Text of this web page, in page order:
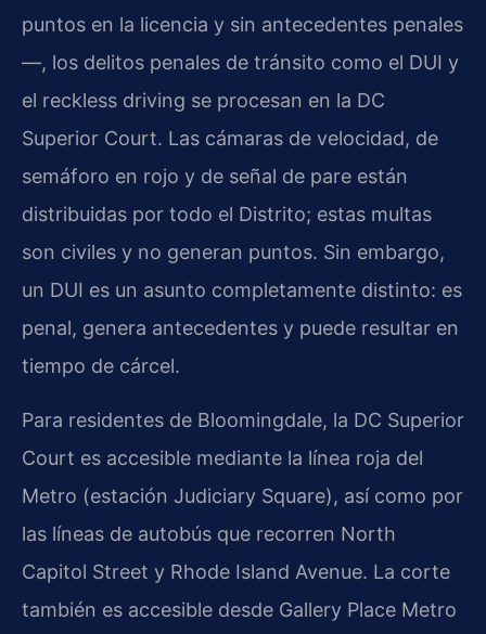
puntos en la licencia y sin antecedentes penales
—, los delitos penales de tránsito como el DUI y
el reckless driving se procesan en la DC
Superior Court. Las cámaras de velocidad, de
semáforo en rojo y de señal de pare están
distribuidas por todo el Distrito; estas multas
son civiles y no generan puntos. Sin embargo,
un DUI es un asunto completamente distinto: es
penal, genera antecedentes y puede resultar en
tiempo de cárcel.
Para residentes de Bloomingdale, la DC Superior
Court es accesible mediante la línea roja del
Metro (estación Judiciary Square), así como por
las líneas de autobús que recorren North
Capitol Street y Rhode Island Avenue. La corte
también es accesible desde Gallery Place Metro